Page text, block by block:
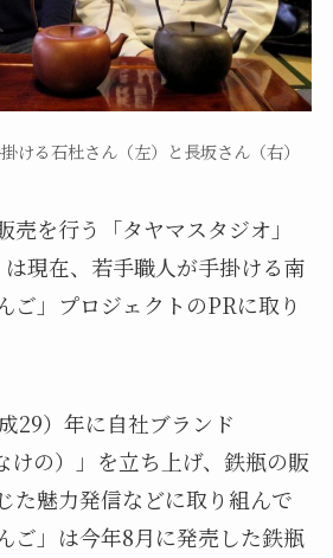
ける石杜さん（左）と長坂さん（右）
売を行う「タヤマスタジオ」
は現在、若手職人が手掛ける南
ご」プロジェクトのPRに取り
29）年に自社ブランド
けの）」を立ち上げ、鉄瓶の販
た魅力発信などに取り組んで
ご」は今年8月に発売した鉄瓶